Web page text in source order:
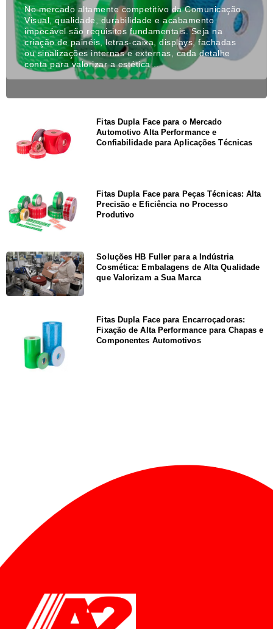
No mercado altamente competitivo da Comunicação
Visual, qualidade, durabilidade e acabamento
impecável são requisitos fundamentais. Seja na
criação de painéis, letras-caixa, displays, fachadas
ou sinalizações internas e externas, cada detalhe
conta para valorizar a estética…
Fitas Dupla Face para o Mercado
Automotivo Alta Performance e
Confiabilidade para Aplicações Técnicas
Fitas Dupla Face para Peças Técnicas: Alta
Precisão e Eficiência no Processo
Produtivo
Soluções HB Fuller para a Indústria
Cosmética: Embalagens de Alta Qualidade
que Valorizam a Sua Marca
Fitas Dupla Face para Encarroçadoras:
Fixação de Alta Performance para Chapas e
Componentes Automotivos